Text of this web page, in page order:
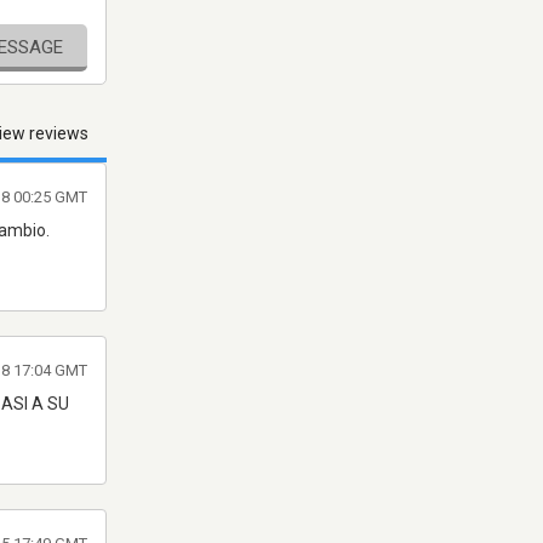
reviews
00:25 GMT
A SU
17:04 GMT